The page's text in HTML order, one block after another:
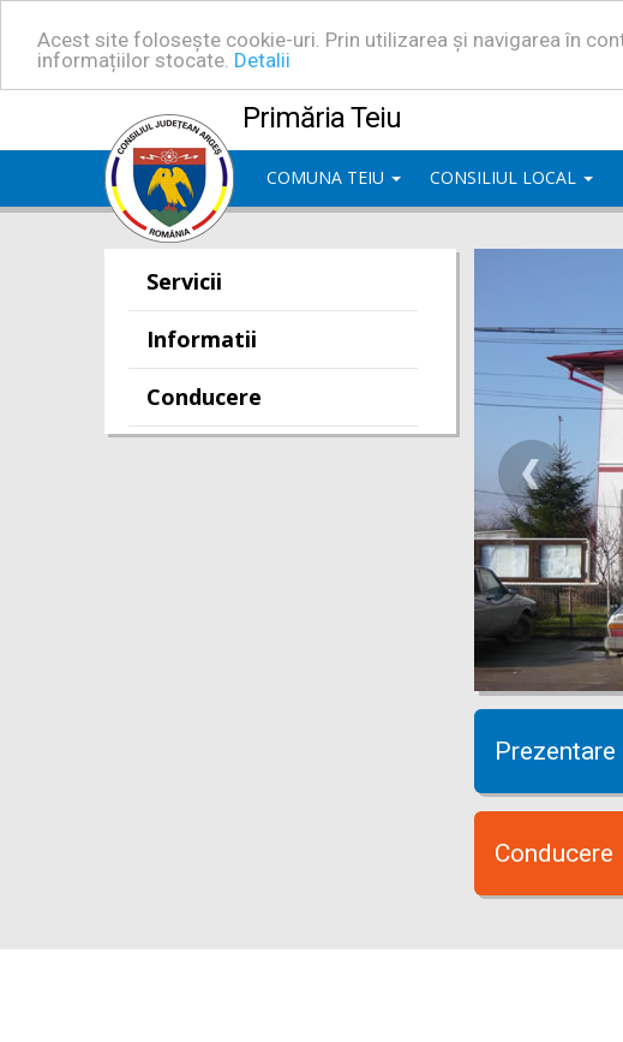
Acest site folosește cookie-uri. Prin utilizarea și navigarea în
informațiilor stocate. Detalii
Primăria Teiu
COMUNA TEIU CONSILIUL LOCAL
Servicii
Informatii
Conducere
Prezentare
Conducere